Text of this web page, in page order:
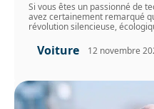
Si vous êtes un passionné de
avez certainement remarqué
révolution silencieuse,
Voiture 12 novembre